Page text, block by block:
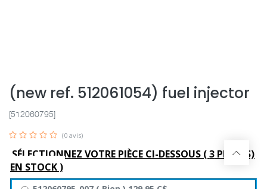
(new ref. 512061054) fuel injector
[512060795]
(0 avis)
SÉLECTIONNEZ VOTRE PIÈCE CI-DESSOUS (3 PIÈCE(S)
EN STOCK )